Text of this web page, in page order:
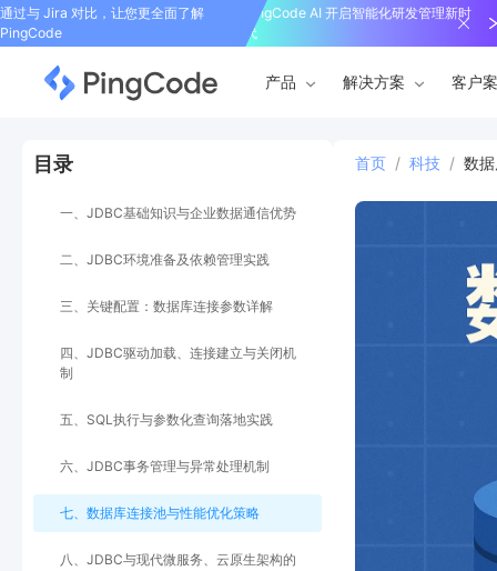
通过与 Jira 对比，让您更全面了解
PingCode
PingCode AI 开启智能化研发管理新时
代
产品 解决方案 客户
目录
一、JDBC基础知识与企业数据通信优势
二、JDBC环境准备及依赖管理实践
三、关键配置：数据库连接参数详解
四、JDBC驱动加载、连接建立与关闭机
制
五、SQL执行与参数化查询落地实践
六、JDBC事务管理与异常处理机制
七、数据库连接池与性能优化策略
八、JDBC与现代微服务、云原生架构的
首页 / 科技 / 数